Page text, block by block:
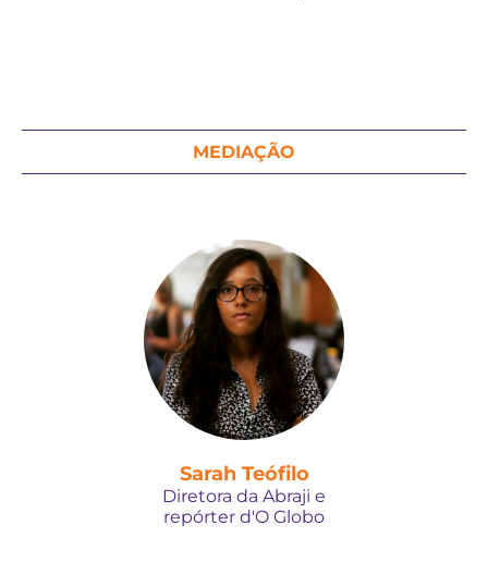
MEDIAÇÃO
Sarah Teófilo
Diretora da Abraji e
repórter d'O Globo